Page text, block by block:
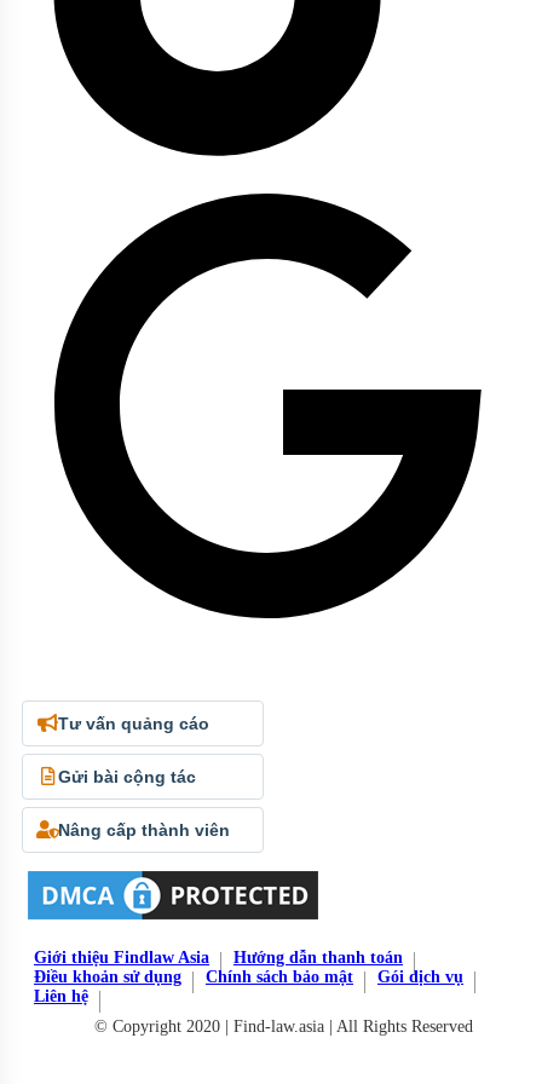
Tư vấn quảng cáo
Gửi bài cộng tác
Nâng cấp thành viên
Giới thiệu Findlaw Asia
Hướng dẫn thanh toán
Điều khoản sử dụng
Chính sách bảo mật
Gói dịch vụ
Liên hệ
© Copyright 2020 | Find-law.asia | All Rights Reserved